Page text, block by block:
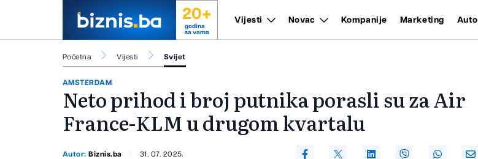
20+
godina
sa vama
Vijesti Novac Kompanije Marketing Auto
Početna Vijesti Svijet
AMSTERDAM
Neto prihod i broj putnika porasli su za Air
France-KLM u drugom kvartalu
Autor:Biznis.ba 31. 07. 2025.